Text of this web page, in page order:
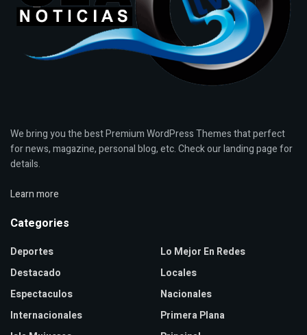
We bring you the best Premium WordPress Themes that perfect
for news, magazine, personal blog, etc. Check our landing page for
details.
Learn more
Categories
Deportes
Destacado
Espectaculos
Internacionales
Lo Mejor En Redes
Locales
Nacionales
Primera Plana